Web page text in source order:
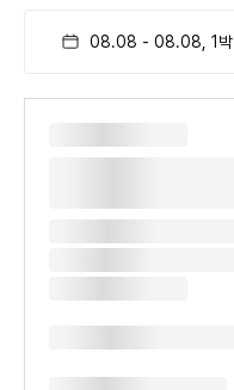
08.08 - 08.08 1 박